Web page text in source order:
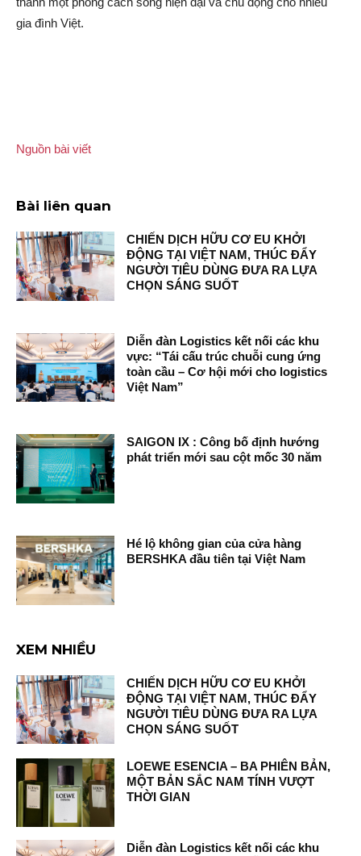
gia đình Việt.
Nguồn bài viết
Bài liên quan
CHIẾN DỊCH HỮU CƠ EU KHỞI
ĐỘNG TẠI VIỆT NAM, THÚC ĐẨY
NGƯỜI TIÊU DÙNG ĐƯA RA LỰA
CHỌN SÁNG SUỐT
Diễn đàn Logistics kết nối các khu
vực: “Tái cấu trúc chuỗi cung ứng
toàn cầu – Cơ hội mới cho logistics
Việt Nam”
SAIGON IX : Công bố định hướng
phát triển mới sau cột mốc 30 năm
Hé lộ không gian của cửa hàng
BERSHKA đầu tiên tại Việt Nam
XEM NHIỀU
CHIẾN DỊCH HỮU CƠ EU KHỞI
ĐỘNG TẠI VIỆT NAM, THÚC ĐẨY
NGƯỜI TIÊU DÙNG ĐƯA RA LỰA
CHỌN SÁNG SUỐT
LOEWE ESENCIA – BA PHIÊN BẢN,
MỘT BẢN SẮC NAM TÍNH VƯỢT
THỜI GIAN
Diễn đàn Logistics kết nối các khu